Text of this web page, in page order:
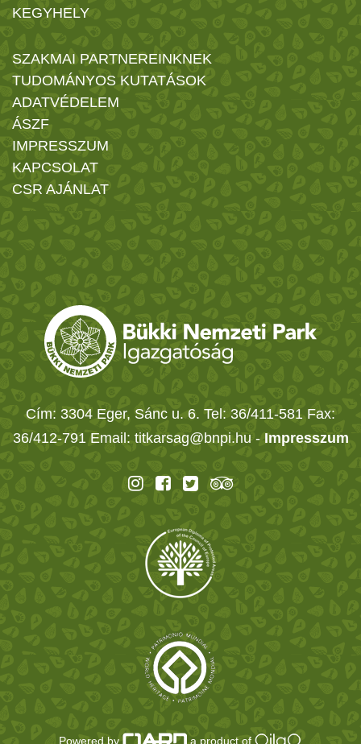
KEGYHELY
SZAKMAI PARTNEREINKNEK
TUDOMÁNYOS KUTATÁSOK
ADATVÉDELEM
ÁSZF
IMPRESSZUM
KAPCSOLAT
CSR AJÁNLAT
Cím: 3304 Eger, Sánc u. 6. Tel: 36/411-581 Fax:
36/412-791 Email: titkarsag@bnpi.hu - Impresszum
Powered by a product of